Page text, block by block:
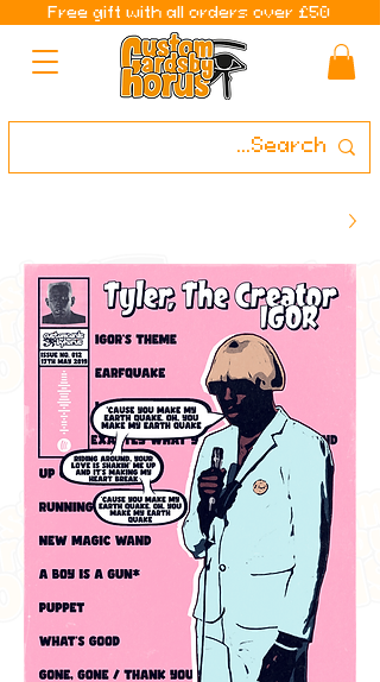
Free gift with all orders over £50